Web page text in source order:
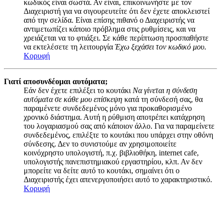
κωδικός είναι σωστά. Αν είναι, επικοινωνήστε με τον
Διαχειριστή για να σιγουρευτείτε ότι δεν έχετε αποκλειστεί
από την σελίδα. Είναι επίσης πιθανό ο Διαχειριστής να
αντιμετωπίζει κάποιο πρόβλημα στις ρυθμίσεις, και να
χρειάζεται να το φτιάξει. Σε κάθε περίπτωση προσπαθήστε
να εκτελέσετε τη λειτουργία Έχω ξεχάσει τον κωδικό μου.
Κορυφή
Γιατί αποσυνδέομαι αυτόματα;
Εάν δεν έχετε επιλέξει το κουτάκι Να γίνεται η σύνδεση
αυτόματα σε κάθε μου επίσκεψη κατά τη σύνδεσή σας, θα
παραμένετε συνδεδεμένος μόνο για προκαθορισμένο
χρονικό διάστημα. Αυτή η ρύθμιση αποτρέπει κατάχρηση
του λογαριασμού σας από κάποιον άλλο. Για να παραμείνετε
συνδεδεμένος, επιλέξτε το κουτάκι που υπάρχει στην οθόνη
σύνδεσης. Δεν το συνιστούμε αν χρησιμοποιείτε
κοινόχρηστο υπολογιστή, π.χ. βιβλιοθήκη, internet cafe,
υπολογιστής πανεπιστημιακού εργαστηρίου, κλπ. Αν δεν
μπορείτε να δείτε αυτό το κουτάκι, σημαίνει ότι ο
Διαχειριστής έχει απενεργοποιήσει αυτό το χαρακτηριστικό.
Κορυφή